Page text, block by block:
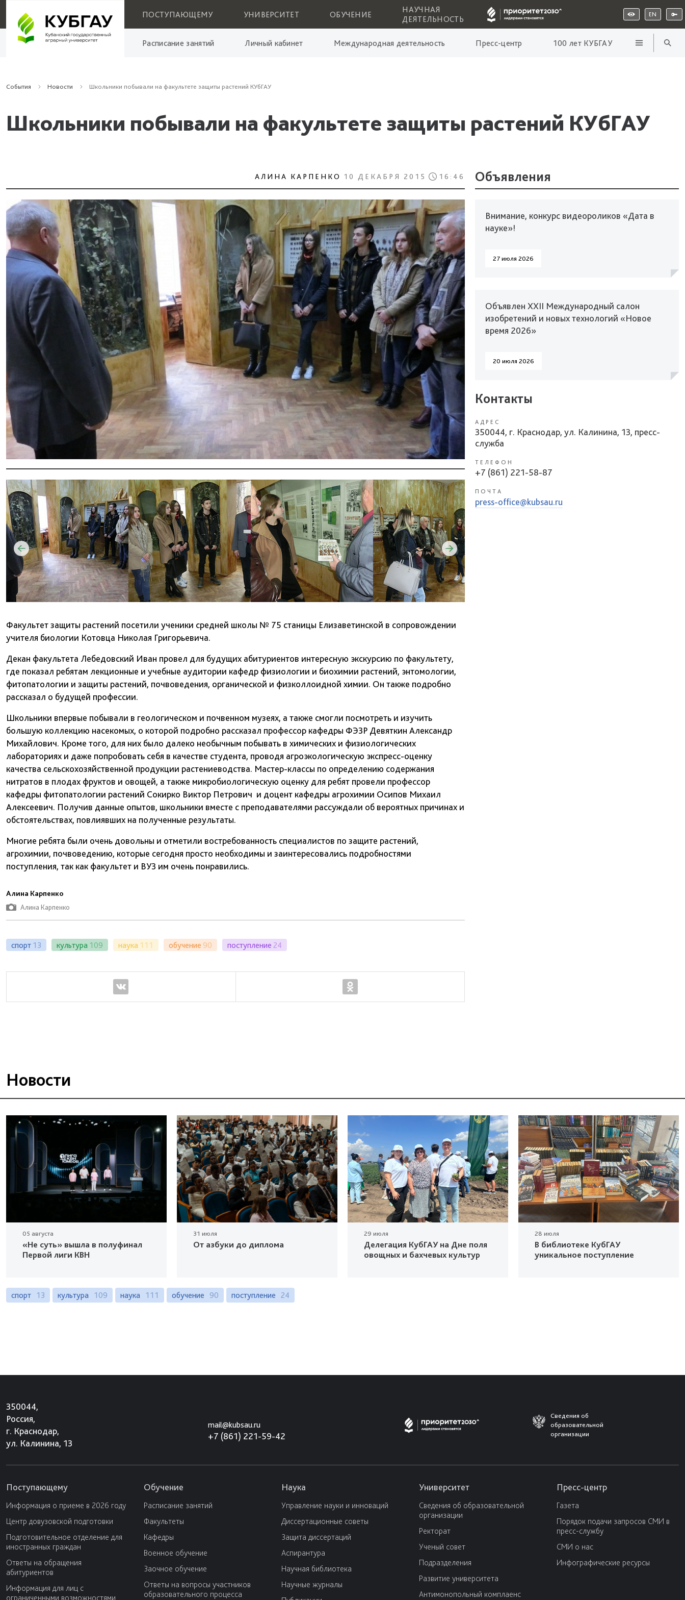
ПОСТУПАЮЩЕМУ УНИВЕРСИТЕТ ОБУЧЕНИЕ
НАУЧНАЯ
ДЕЯТЕЛЬНОСТЬ
EN
Расписание занятий Личный кабинет Международная деятельность Пресс-центр 100 лет КУБГАУ
События Новости Школьники побывали на факультете защиты растений КУбГАУ
Школьники побывали на факультете защиты растений КУбГАУ
АЛИНА КАРПЕНКО 10 ДЕКАБРЯ 2015 16:46
Факультет защиты растений посетили ученики средней школы № 75 станицы Елизаветинской в сопровождении
учителя биологии Котовца Николая Григорьевича.
Декан факультета Лебедовский Иван провел для будущих абитуриентов интересную экскурсию по факультету,
где показал ребятам лекционные и учебные аудитории кафедр физиологии и биохимии растений, энтомологии,
фитопатологии и защиты растений, почвоведения, органической и физколлоидной химии. Он также подробно
рассказал о будущей профессии.
Школьники впервые побывали в геологическом и почвенном музеях, а также смогли посмотреть и изучить
большую коллекцию насекомых, о которой подробно рассказал профессор кафедры ФЭЗР Девяткин Александр
Михайлович. Кроме того, для них было далеко необычным побывать в химических и физиологических
лабораториях и даже попробовать себя в качестве студента, проводя агроэкологическую экспресс-оценку
качества сельскохозяйственной продукции растениеводства. Мастер-классы по определению содержания
нитратов в плодах фруктов и овощей, а также микробиологическую оценку для ребят провели профессор
кафедры фитопатологии растений Сокирко Виктор Петрович и доцент кафедры агрохимии Осипов Михаил
Алексеевич. Получив данные опытов, школьники вместе с преподавателями рассуждали об вероятных причинах и
обстоятельствах, повлиявших на полученные результаты.
Многие ребята были очень довольны и отметили востребованность специалистов по защите растений,
агрохимии, почвоведению, которые сегодня просто необходимы и заинтересовались подробностями
поступления, так как факультет и ВУЗ им очень понравились.
Алина Карпенко
Алина Карпенко
спорт 13 культура 109 наука 111 обучение 90 поступление 24
Объявления
Внимание, конкурс видеороликов «Дата в
науке»!
27 июля 2026
Объявлен XXII Международный салон
изобретений и новых технологий «Новое
время 2026»
20 июля 2026
Контакты
АДРЕС
350044, г. Краснодар, ул. Калинина, 13, пресс-
служба
ТЕЛЕФОН
+7 (861) 221-58-87
ПОЧТА
press-office@kubsau.ru
Новости
05 августа
«Не суть» вышла в полуфинал
Первой лиги КВН
31 июля
От азбуки до диплома
29 июля
Делегация КубГАУ на Дне поля
овощных и бахчевых культур
28 июля
В библиотеке КубГАУ
уникальное поступление
спорт 13 культура 109 наука 111 обучение 90 поступление 24
350044,
Россия,
г. Краснодар,
ул. Калинина, 13
mail@kubsau.ru
+7 (861) 221-59-42
Сведения об
образовательной
организации
Поступающему
Информация о приеме в 2026 году
Центр довузовской подготовки
Подготовительное отделение для
иностранных граждан
Ответы на обращения
абитуриентов
Информация для лиц с
ограниченными возможностями
Обучение
Расписание занятий
Факультеты
Кафедры
Военное обучение
Заочное обучение
Ответы на вопросы участников
образовательного процесса
Наука
Управление науки и инноваций
Диссертационные советы
Защита диссертаций
Аспирантура
Научная библиотека
Научные журналы
Университет
Сведения об образовательной
организации
Ректорат
Ученый совет
Подразделения
Развитие университета
Антимонопольный комплаенс
Пресс-центр
Газета
Порядок подачи запросов СМИ в
пресс-службу
СМИ о нас
Инфографические ресурсы